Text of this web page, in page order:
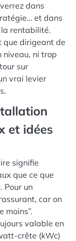
dans
et dans
la rentabilité.
que dirigeant de
niveau, ni trop
sur
vrai levier
et idées
signifie
que ce que
Pour un
car on
moins”.
valable en
crête (kWc)